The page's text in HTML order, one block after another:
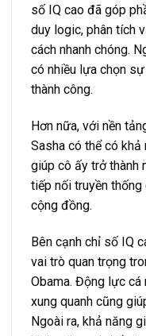
số IQ cao đã góp
duy logic, phân tích
cách nhanh chóng.
có nhiều lựa chọn
thành công.
Hơn nữa, với nền
Sasha có thể có
giúp cô ấy trở thành
tiếp nối truyền
cộng đồng.
Bên cạnh chỉ số IQ
vai trò quan trọng
Obama. Động lực
xung quanh cũng
Ngoài ra, khả năng